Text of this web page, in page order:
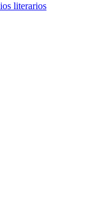
literarios